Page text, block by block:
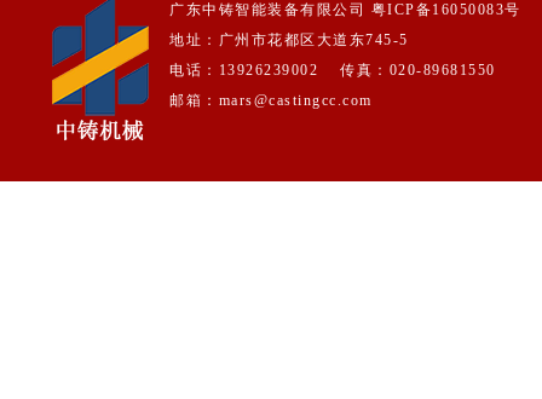
广东中铸智能装备有限公司 粤ICP备16050083号
地址：广州市花都区大道东745-5
电话：13926239002 传真：020-89681550
邮箱：mars@castingcc.com